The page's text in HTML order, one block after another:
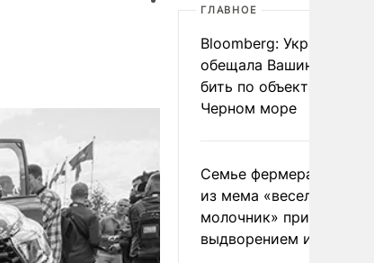
ГЛАВНОЕ
Bloomberg: Украина
обещала Вашингтону не
бить по объектам КТК в
Черном море
Семье фермера
из мема «веселый
молочник» пригрозили
выдворением из